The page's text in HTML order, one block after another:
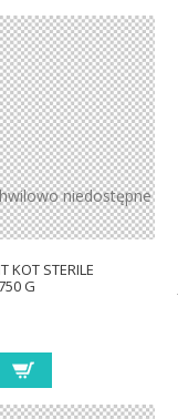
niedostępne
KOT STERILE
G